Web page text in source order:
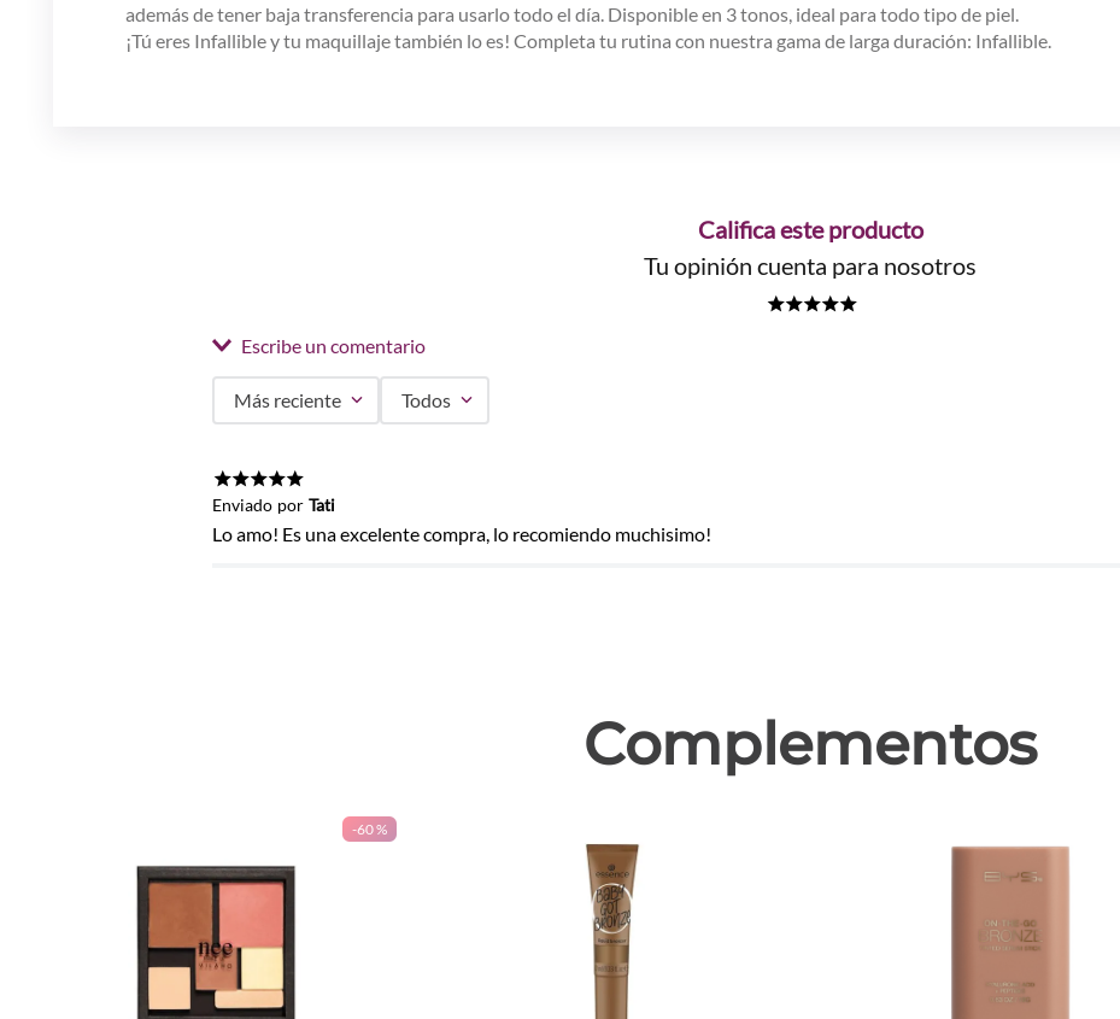
además de tener baja transferencia para usarlo todo el día. Disponible en 3 tonos, ideal para todo tipo de piel.
¡Tú eres Infallible y tu maquillaje también lo es! Completa tu rutina con nuestra gama de larga duración: Infallible.
Califica este producto
Tu opinión cuenta para nosotros
Escribe un comentario
Título
Escribe un comentario
Más reciente Todos
Enviado por Tati
Lo amo! Es una excelente compra, lo recomiendo muchisimo!
Complementos
-60 %